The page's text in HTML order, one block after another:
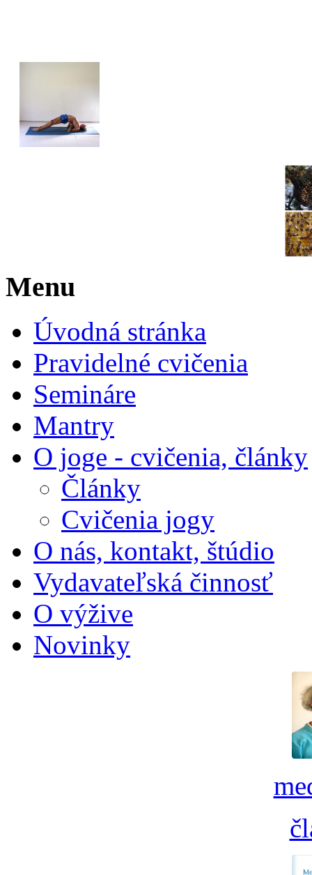
Menu
Úvodná stránka
Pravidelné cvičenia
Semináre
Mantry
O joge - cvičenia, články
Články
Cvičenia jogy
O nás, kontakt, štúdio
Vydavateľská činnosť
O výžive
Novinky